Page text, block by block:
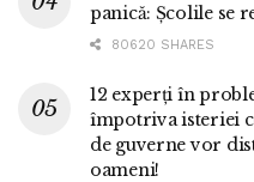
panică: Școlile se
80620 SHARES
12 experți în
împotriva isteriei
de guverne vor
oameni!